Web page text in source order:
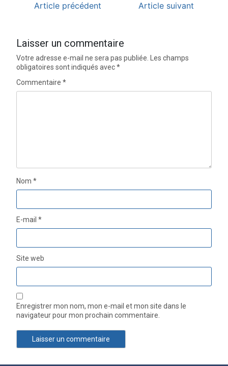
Article précédent Article suivant
Laisser un commentaire
Votre adresse e-mail ne sera pas publiée.
Les champs
obligatoires sont indiqués avec*
Commentaire*
Nom*
E-mail*
Site web
Enregistrer mon nom, mon e-mail et mon site dans le
navigateur pour mon prochain commentaire.
1 minute
Marketing politique